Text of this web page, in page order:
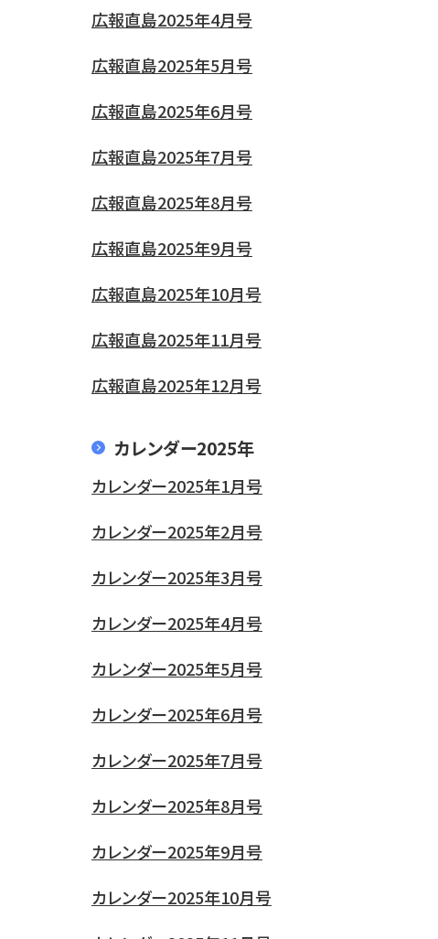
広報直島2025年4月号
広報直島2025年5月号
広報直島2025年6月号
広報直島2025年7月号
広報直島2025年8月号
広報直島2025年9月号
広報直島2025年10月号
広報直島2025年11月号
広報直島2025年12月号
カレンダー2025年
カレンダー2025年1月号
カレンダー2025年2月号
カレンダー2025年3月号
カレンダー2025年4月号
カレンダー2025年5月号
カレンダー2025年6月号
カレンダー2025年7月号
カレンダー2025年8月号
カレンダー2025年9月号
カレンダー2025年10月号